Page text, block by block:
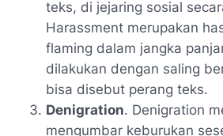
teks, di jejaring sosial
Harassment merupakan
flaming dalam jangka
dilakukan dengan saling
bisa disebut perang teks.
Denigration. Denigration
mengumbar keburukan